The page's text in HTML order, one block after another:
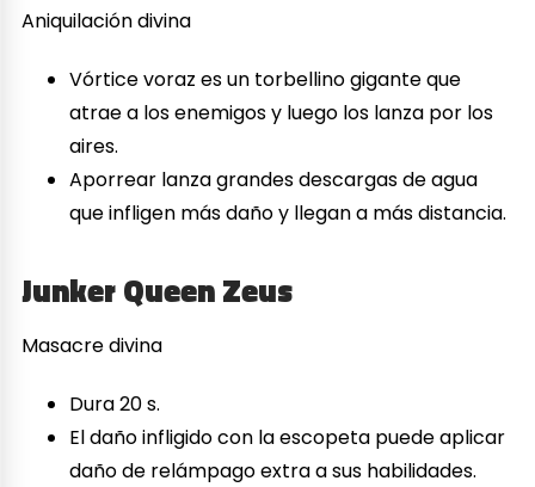
Aniquilación divina
Vórtice voraz es un torbellino gigante que
atrae a los enemigos y luego los lanza por los
aires.
Aporrear lanza grandes descargas de agua
que infligen más daño y llegan a más distancia.
Junker Queen Zeus
Masacre divina
Dura 20 s.
El daño infligido con la escopeta puede aplicar
daño de relámpago extra a sus habilidades.